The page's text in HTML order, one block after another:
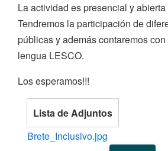
La actividad es presencial y
Tendremos la participación de
públicas y además contaremos
lengua LESCO.
Los esperamos!!!
Lista de Adjuntos
Brete_Inclusivo.jpg